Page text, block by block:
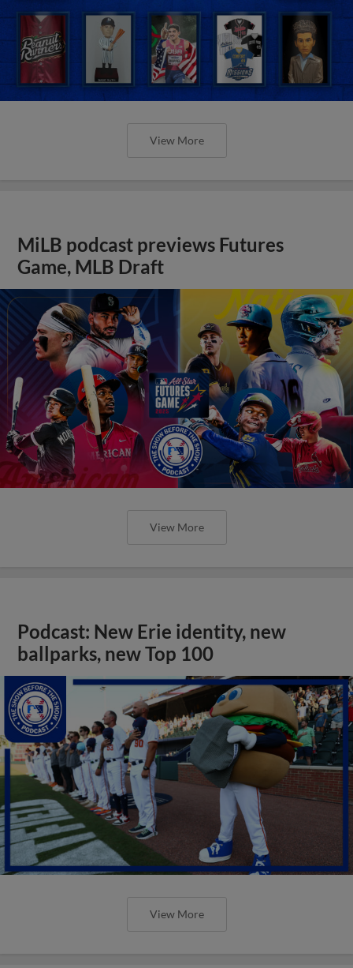
View More
MiLB podcast previews Futures
Game, MLB Draft
View More
Podcast: New Erie identity, new
ballparks, new Top 100
View More